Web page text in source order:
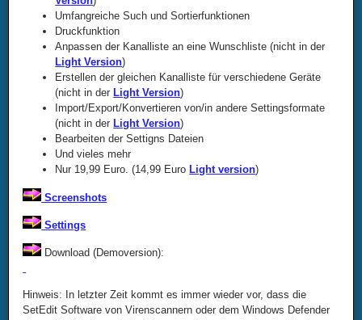
Umfangreiche Such und Sortierfunktionen
Druckfunktion
Anpassen der Kanalliste an eine Wunschliste (nicht in der
Light Version)
Erstellen der gleichen Kanalliste für verschiedene Geräte
(nicht in der Light Version)
Import/Export/Konvertieren von/in andere Settingsformate
(nicht in der Light Version)
Bearbeiten der Settigns Dateien
Und vieles mehr
Nur 19,99 Euro. (14,99 Euro Light version)
Screenshots
Settings
Download (Demoversion):
Hinweis: In letzter Zeit kommt es immer wieder vor, dass die
SetEdit Software von Virenscannern oder dem Windows Defender